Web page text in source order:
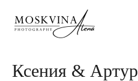
Ксения & Артур